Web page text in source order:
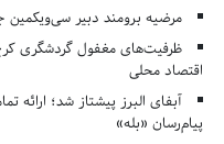
مرضیه برومند دبیر سی‌ویکمین
ظرفیت‌های مغفول گردشگری
اقتصاد محلی
پیام‌رسان «بله»